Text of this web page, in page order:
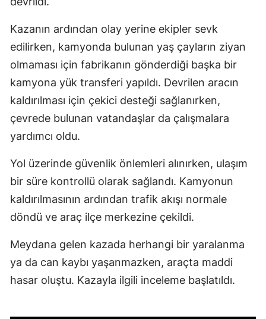
Kazanın ardından olay yerine ekipler sevk
edilirken, kamyonda bulunan yaş çayların ziyan
olmaması için fabrikanın gönderdiği başka bir
kamyona yük transferi yapıldı. Devrilen aracın
kaldırılması için çekici desteği sağlanırken,
çevrede bulunan vatandaşlar da çalışmalara
yardımcı oldu.
Yol üzerinde güvenlik önlemleri alınırken, ulaşım
bir süre kontrollü olarak sağlandı. Kamyonun
kaldırılmasının ardından trafik akışı normale
döndü ve araç ilçe merkezine çekildi.
Meydana gelen kazada herhangi bir yaralanma
ya da can kaybı yaşanmazken, araçta maddi
hasar oluştu. Kazayla ilgili inceleme başlatıldı.